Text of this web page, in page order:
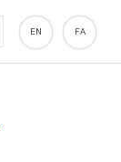
FA
EN